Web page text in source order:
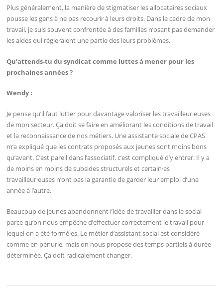
Plus généralement, la manière de stigmatiser les allocataires sociaux
pousse les gens à ne pas recourir à leurs droits. Dans le cadre de mon
travail, je suis souvent confrontée à des familles n’osant pas demander
les aides qui régleraient une partie des leurs problèmes.
Qu’attends-tu du syndicat comme luttes à mener pour les
prochaines années ?
Wendy :
Je pense qu’il faut lutter pour davantage valoriser les travailleur·euses
de mon secteur. Ça doit se faire en améliorant les conditions de travail
et la reconnaissance de nos métiers. Une assistante sociale de CPAS
m’a expliqué que les contrats proposés aux jeunes sont moins bons
qu’avant. C’est pareil dans l’associatif, c’est compliqué d’y entrer. Il y a
de moins en moins de subsides structurels et certain·es
travailleur·euses n’ont pas la garantie de garder leur emploi d’une
année à l’autre.
Beaucoup de jeunes abandonnent l’idée de travailler dans le social
parce qu’on nous empêche d’effectuer correctement le travail pour
lequel on a été formé·es. Le métier d’assistant social est considéré
comme en pénurie, mais on nous propose des temps partiels à durée
déterminée. Ça doit radicalement changer.